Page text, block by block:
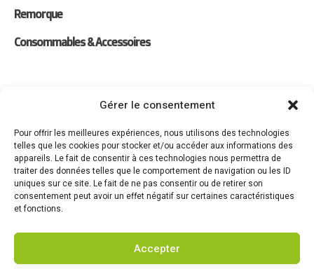
Gérer le consentement
Pour offrir les meilleures expériences, nous utilisons des technologies
telles que les cookies pour stocker et/ou accéder aux informations des
appareils. Le fait de consentir à ces technologies nous permettra de
traiter des données telles que le comportement de navigation ou les ID
uniques sur ce site. Le fait de ne pas consentir ou de retirer son
consentement peut avoir un effet négatif sur certaines caractéristiques
et fonctions.
Accepter
Remorque
Consommables & Accessoires
Forfaits Entretien
Actualités
Recrutement
Contact